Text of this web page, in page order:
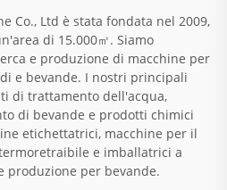
Co., Ltd è stata fondata nel 2009,
di 15.000㎡. Siamo
e produzione di macchine per
e bevande. I nostri principali
di trattamento dell'acqua,
di bevande e prodotti chimici
etichettatrici, macchine per il
e imballatrici a
produzione per bevande.